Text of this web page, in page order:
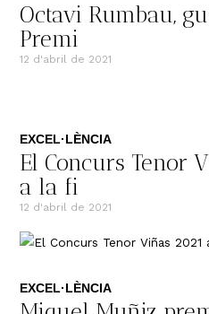
Octavi Rumbau,
Premi
12 d'abril de 2021
EXCEL·LÈNCIA
El Concurs Tenor
a la fi
12 d'abril de 2021
EXCEL·LÈNCIA